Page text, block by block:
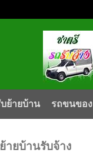
ย้ายบ้าน รถขนของ
ย้ายบ้านรับจ้าง